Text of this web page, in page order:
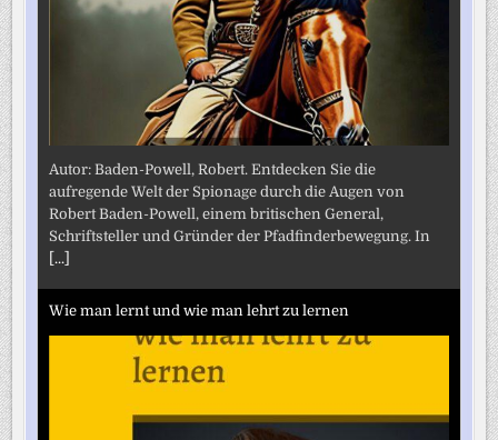
Autor: Baden-Powell, Robert. Entdecken Sie die
aufregende Welt der Spionage durch die Augen von
Robert Baden-Powell, einem britischen General,
Schriftsteller und Gründer der Pfadfinderbewegung. In
[...]
Wie man lernt und wie man lehrt zu lernen